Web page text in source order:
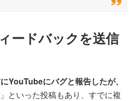
ードバックを送信
YouTubeにバグと報告したが、
」といった投稿もあり、すでに複